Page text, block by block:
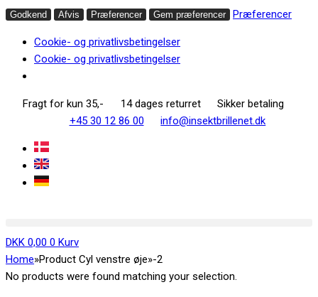
Godkend Afvis Præferencer Gem præferencer Præferencer
Cookie- og privatlivsbetingelser
Cookie- og privatlivsbetingelser
Fragt for kun 35,- 14 dages returret
Sikker betaling
+45 30 12 86 00
info@insektbrillenet.dk
DKK 0,00 0 Kurv
Home»Product Cyl venstre øje»-2
No products were found matching your selection.